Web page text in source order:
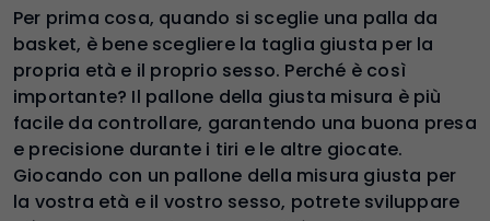
Per prima cosa, quando si sceglie una palla da
basket, è bene scegliere la taglia giusta per la
propria età e il proprio sesso. Perché è così
importante? Il pallone della giusta misura è più
facile da controllare, garantendo una buona presa
e precisione durante i tiri e le altre giocate.
Giocando con un pallone della misura giusta per
la vostra età e il vostro sesso, potrete sviluppare